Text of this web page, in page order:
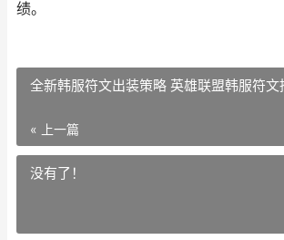
绩。
全新韩服符文出装策略 英雄联盟韩服符文
« 上一篇
没有了！